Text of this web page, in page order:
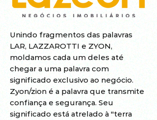
Unindo fragmentos das palavras
LAR, LAZZAROTTI e ZYON,
moldamos cada um deles até
chegar a uma palavra com
significado exclusivo ao negócio.
Zyon/zion é a palavra que transmite
confiança e segurança. Seu
significado está atrelado à "terra